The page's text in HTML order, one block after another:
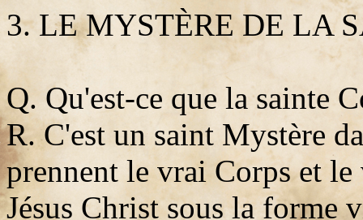
3. LE MYSTÈRE DE LA
Q. Qu'est-ce que la sainte
R. C'est un saint Mystère
prennent le vrai Corps et
Jésus Christ sous la forme